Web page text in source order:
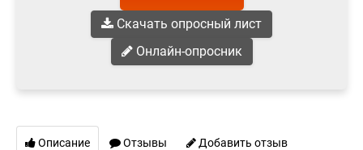
Скачать опросный лист
Онлайн-опросник
Описание Отзывы Добавить отзыв